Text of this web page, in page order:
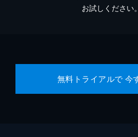
お試しください。
無料トライアルで 今